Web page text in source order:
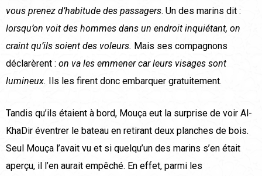
vous prenez d’habitude des passagers. Un des marins dit :
lorsqu’on voit des hommes dans un endroit inquiétant, on
craint qu’ils soient des voleurs. Mais ses compagnons
déclarèrent : on va les emmener car leurs visages sont
lumineux. Ils les firent donc embarquer gratuitement.
Tandis qu’ils étaient à bord, Mouça eut la surprise de voir Al-
KhaDir éventrer le bateau en retirant deux planches de bois.
Seul Mouça l’avait vu et si quelqu’un des marins s’en était
aperçu, il l’en aurait empêché. En effet, parmi les